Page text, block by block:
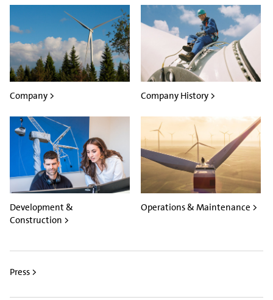
Company > Company History >
Development &
Construction >
Operations & Maintenance >
Press >